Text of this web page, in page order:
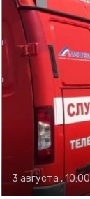
3 августа , 10:00